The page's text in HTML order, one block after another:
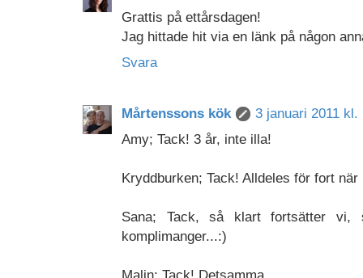
Grattis på ettårsdagen!
Jag hittade hit via en länk på någon
Svara
Mårtenssons kök
3 januari 2011 kl.
Amy; Tack! 3 år, inte illa!
Kryddburken; Tack! Alldeles för fort
Sana; Tack, så klart fortsätter
komplimanger...:)
Malin; Tack! Detsamma.